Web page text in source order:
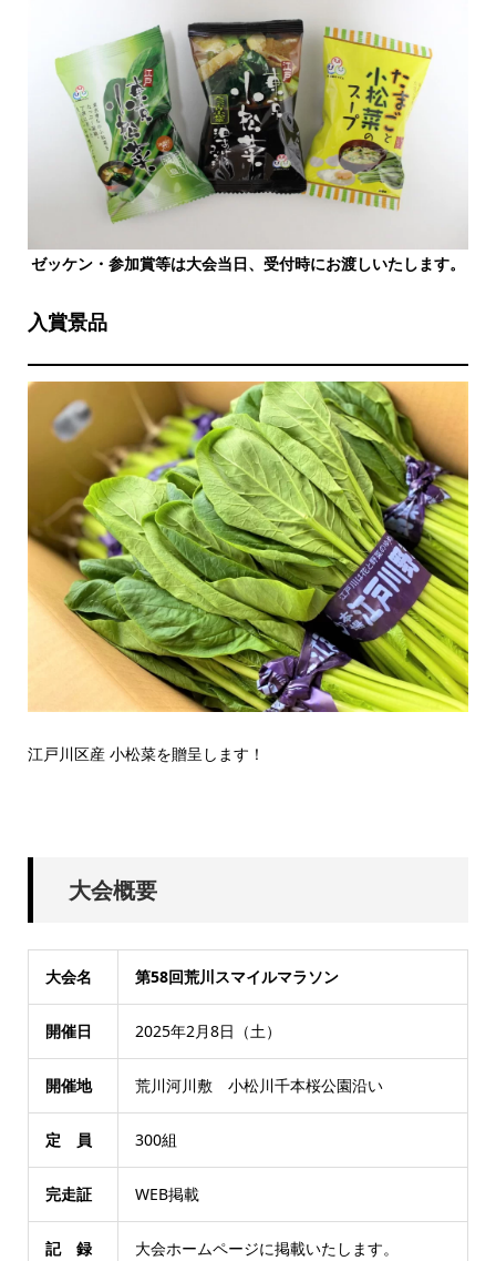
ゼッケン・参加賞等は大会当日、受付時にお渡しいたします。
入賞景品
江戸川区産 小松菜を贈呈します！
大会概要
大会名 第58回荒川スマイルマラソン
開催日 2025年2月8日（土）
開催地 荒川河川敷 小松川千本桜公園沿い
定 員 300組
完走証 WEB掲載
記 録 大会ホームページに掲載いたします。